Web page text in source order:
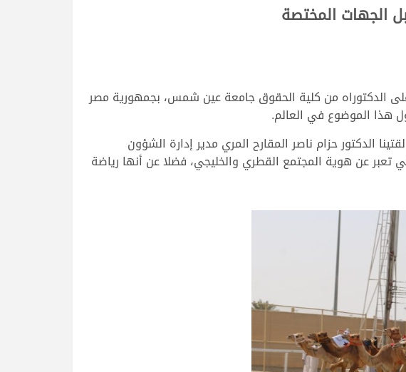
الجهات المختصة
الدكتوراه من كلية الحقوق جامعة عين شمس، بجمهورية مصر
هذا الموضوع في العالم.
الدكتور حزام ناصر المقارح المري مدير إدارة الشؤون
تعبر عن هوية المجتمع القطري والخليجي، فضلا عن أنها رياضة